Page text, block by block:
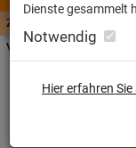
Zutaten A-Z
Verkäufer vor Ort
Mit dem
Dienste gesammelt
Notwendig
Hier erfahren